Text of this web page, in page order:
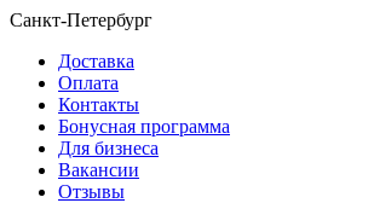
Санкт-Петербург
Доставка
Оплата
Контакты
Бонусная программа
Для бизнеса
Вакансии
Отзывы